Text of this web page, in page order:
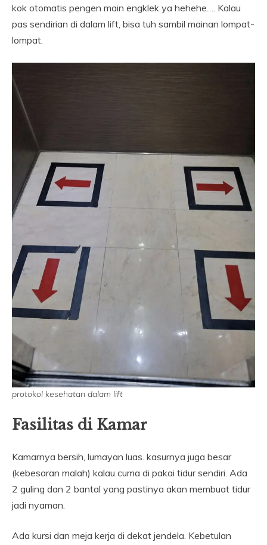
kok otomatis pengen main engklek ya hehehe…. Kalau
pas sendirian di dalam lift, bisa tuh sambil mainan lompat-
lompat.
protokol kesehatan dalam lift
Fasilitas di Kamar
Kamarnya bersih, lumayan luas. kasurnya juga besar
(kebesaran malah) kalau cuma di pakai tidur sendiri. Ada
2 guling dan 2 bantal yang pastinya akan membuat tidur
jadi nyaman.
Ada kursi dan meja kerja di dekat jendela. Kebetulan